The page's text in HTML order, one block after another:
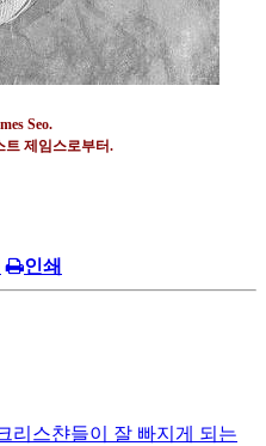
Seo.
트 제임스로부터.
인쇄
리스챤들이 잘 빠지게 되는